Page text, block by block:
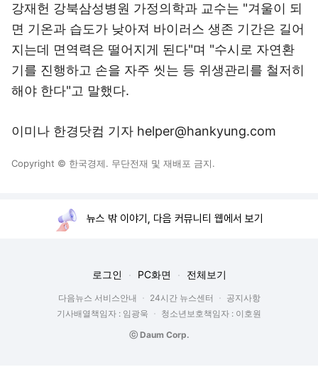
강재헌 강북삼성병원 가정의학과 교수는 "겨울이 되
면 기온과 습도가 낮아져 바이러스 생존 기간은 길어
지는데 면역력은 떨어지게 된다"며 "수시로 자연환
기를 진행하고 손을 자주 씻는 등 위생관리를 철저히
해야 한다"고 말했다.
이미나 한경닷컴 기자 helper@hankyung.com
Copyright © 한국경제. 무단전재 및 재배포 금지.
뉴스 밖 이야기, 다음 커뮤니티 웹에서 보기
로그인 PC화면 전체보기
다음뉴스 서비스안내 24시간 뉴스센터
공지사항
기사배열책임자 : 임광욱
청소년보호책임자 : 이호원
ⓒ Daum Corp.